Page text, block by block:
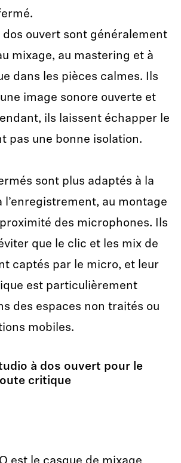
dos ouvert sont généralement
mixage, au mastering et à
dans les pièces calmes. Ils
image sonore ouverte et
ils laissent échapper le
pas une bonne isolation.
sont plus adaptés à la
l’enregistrement, au montage
des microphones. Ils
que le clic et les mix de
captés par le micro, et leur
est particulièrement
des espaces non traités ou
mobiles.
à dos ouvert pour le
critique